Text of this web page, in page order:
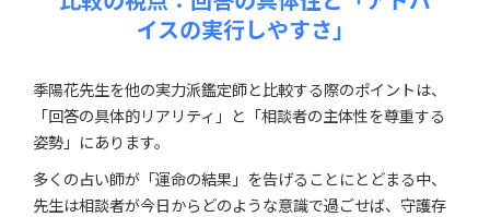
イスの実行しやすさ」
季陽花先生を他の実力派鑑定師と比較する際のポイントは、
「回答の具体的リアリティ」と「相談者の主体性を尊重する
姿勢」にあります。
多くの占い師が「運命の結果」を告げることにとどまる中、
先生は相談者が今日からどのような意識で過ごせば、守護存